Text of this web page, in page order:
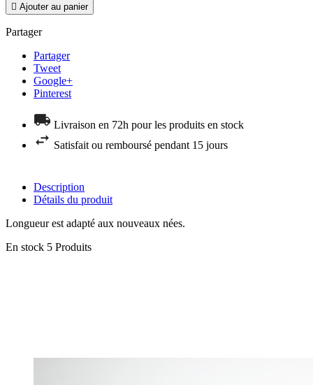
 Ajouter au panier
Partager
Partager
Tweet
Google+
Pinterest
Livraison en 72h pour les produits en stock
Satisfait ou remboursé pendant 15 jours
Description
Détails du produit
Longueur est adapté aux nouveaux nées.
En stock 5 Produits